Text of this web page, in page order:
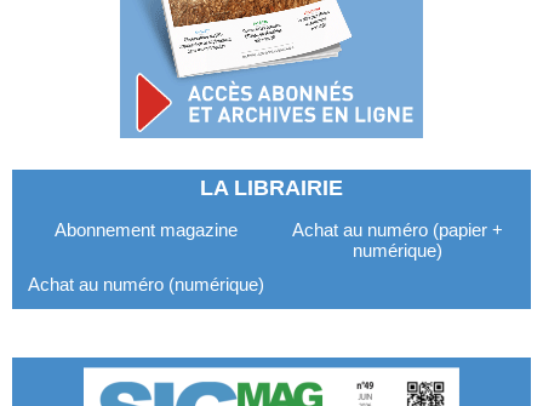
LA LIBRAIRIE
Abonnement magazine
Achat au numéro (papier +
numérique)
Achat au numéro (numérique)